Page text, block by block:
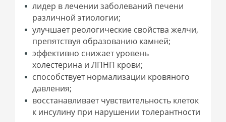
лидер в лечении заболеваний печени
различной этиологии;
улучшает реологические свойства желчи,
препятствуя образованию камней;
эффективно снижает уровень
холестерина и ЛПНП крови;
способствует нормализации кровяного
давления;
восстанавливает чувствительность клеток
к инсулину при нарушении толерантности